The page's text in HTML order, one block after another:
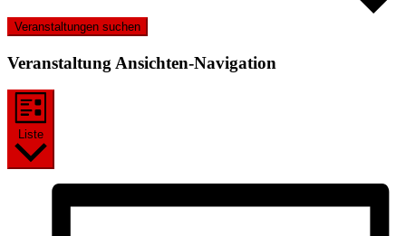
Veranstaltungen suchen
Veranstaltung Ansichten-Navigation
Liste